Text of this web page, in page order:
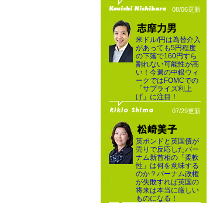
08/06更新
米ドル/円は為替介入
があっても5円程度
の下落で160円すら
割れない可能性が高
い！今週の中銀ウィ
ークではFOMCでの
「サプライズ利上
げ」に注目！
07/29更新
英ポンドと英国債が
売りで反応したバー
ナム新首相の「柔軟
性」は何を意味する
のか？バーナム政権
が失敗すれば英国の
将来は本当に厳しい
ものになる！